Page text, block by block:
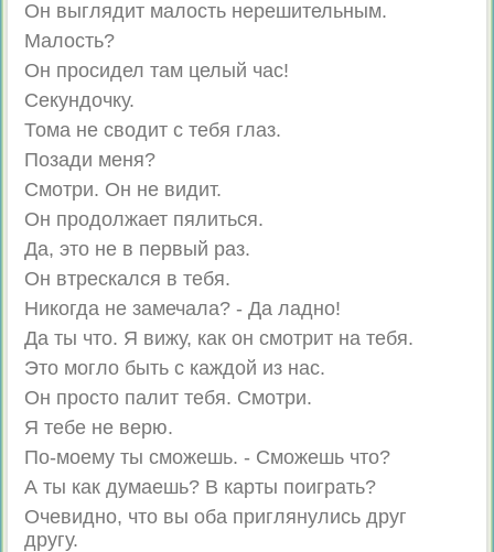
Он выглядит малость нерешительным.
Малость?
Он просидел там целый час!
Секундочку.
Тома не сводит с тебя глаз.
Позади меня?
Смотри. Он не видит.
Он продолжает пялиться.
Да, это не в первый раз.
Он втрескался в тебя.
Никогда не замечала? - Да ладно!
Да ты что. Я вижу, как он смотрит на тебя.
Это могло быть с каждой из нас.
Он просто палит тебя. Смотри.
Я тебе не верю.
По-моему ты сможешь. - Сможешь что?
А ты как думаешь? В карты поиграть?
Очевидно, что вы оба приглянулись друг
другу.